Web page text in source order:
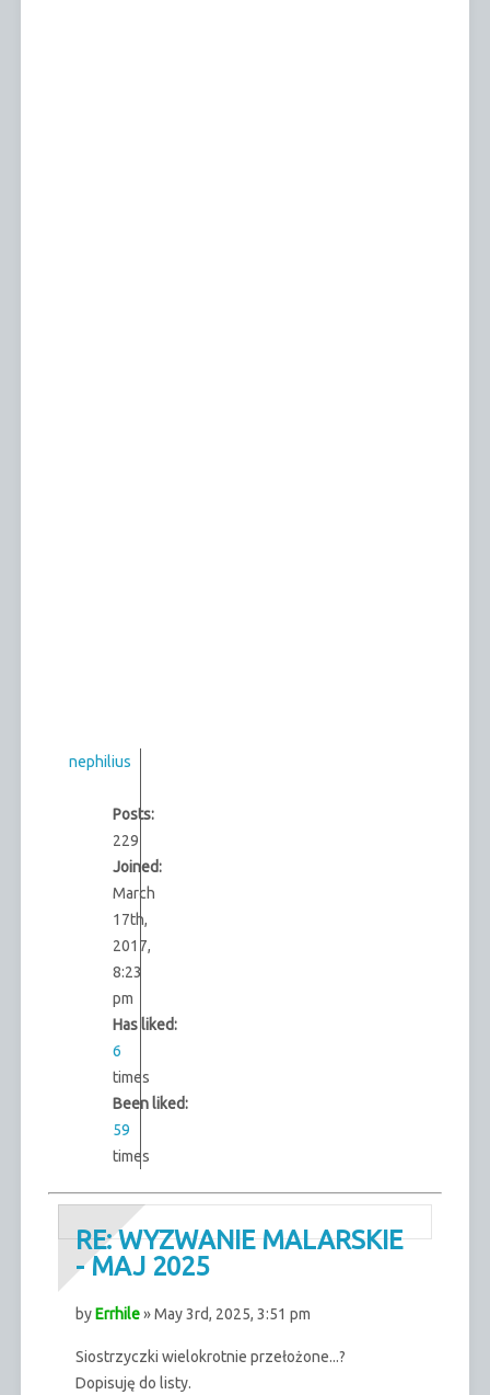
nephilius
Posts:
229
Joined:
March
17th,
2017,
8:23
pm
Has liked:
6
times
Been liked:
59
times
RE: WYZWANIE MALARSKIE
- MAJ 2025
byErrhile» May 3rd, 2025, 3:51 pm
Siostrzyczki wielokrotnie przełożone...?
Dopisuję do listy.